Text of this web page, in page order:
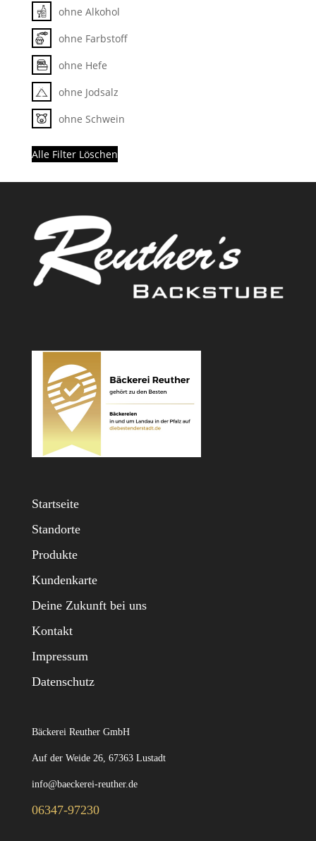
ohne Alkohol
ohne Farbstoff
ohne Hefe
ohne Jodsalz
ohne Schwein
Alle Filter Löschen
Startseite
Standorte
Produkte
Kundenkarte
Deine Zukunft bei uns
Kontakt
Impressum
Datenschutz
Bäckerei Reuther GmbH
Auf der Weide 26, 67363 Lustadt
info@baeckerei-reuther.de
06347-97230